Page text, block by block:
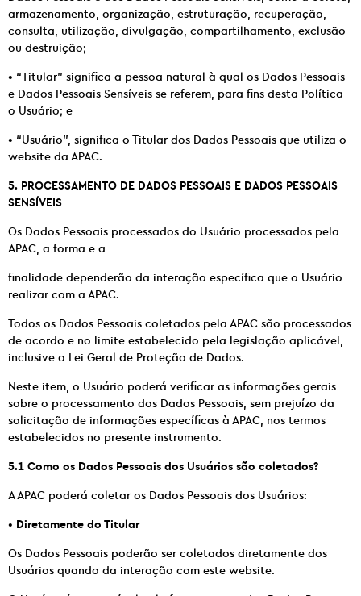
armazenamento, organização, estruturação, recuperação,
consulta, utilização, divulgação, compartilhamento, exclusão
ou destruição;
• “Titular” significa a pessoa natural à qual os Dados Pessoais
e Dados Pessoais Sensíveis se referem, para fins desta Política
o Usuário; e
• “Usuário”, significa o Titular dos Dados Pessoais que utiliza o
website da APAC.
5. PROCESSAMENTO DE DADOS PESSOAIS E DADOS PESSOAIS
SENSÍVEIS
Os Dados Pessoais processados do Usuário processados pela
APAC, a forma e a
finalidade dependerão da interação específica que o Usuário
realizar com a APAC.
Todos os Dados Pessoais coletados pela APAC são processados
de acordo e no limite estabelecido pela legislação aplicável,
inclusive a Lei Geral de Proteção de Dados.
Neste item, o Usuário poderá verificar as informações gerais
sobre o processamento dos Dados Pessoais, sem prejuízo da
solicitação de informações específicas à APAC, nos termos
estabelecidos no presente instrumento.
5.1 Como os Dados Pessoais dos Usuários são coletados?
A APAC poderá coletar os Dados Pessoais dos Usuários:
• Diretamente do Titular
Os Dados Pessoais poderão ser coletados diretamente dos
Usuários quando da interação com este website.